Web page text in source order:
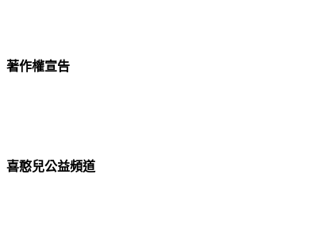
著作權宣告
喜憨兒公益頻道